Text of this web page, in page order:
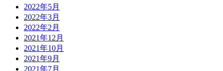
2022年5月
2022年3月
2022年2月
2021年12月
2021年10月
2021年9月
2021年7月